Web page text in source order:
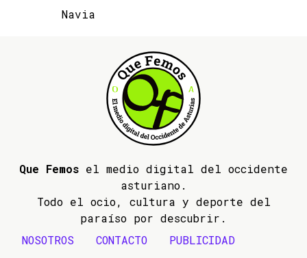
Navia
Que Femos el medio digital del occidente
asturiano.
Todo el ocio, cultura y deporte del
paraíso por descubrir.
NOSOTROS
CONTACTO PUBLICIDAD